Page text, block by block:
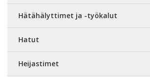
Hätähälyttimet ja -työkalut
Hatut
Heijastimet